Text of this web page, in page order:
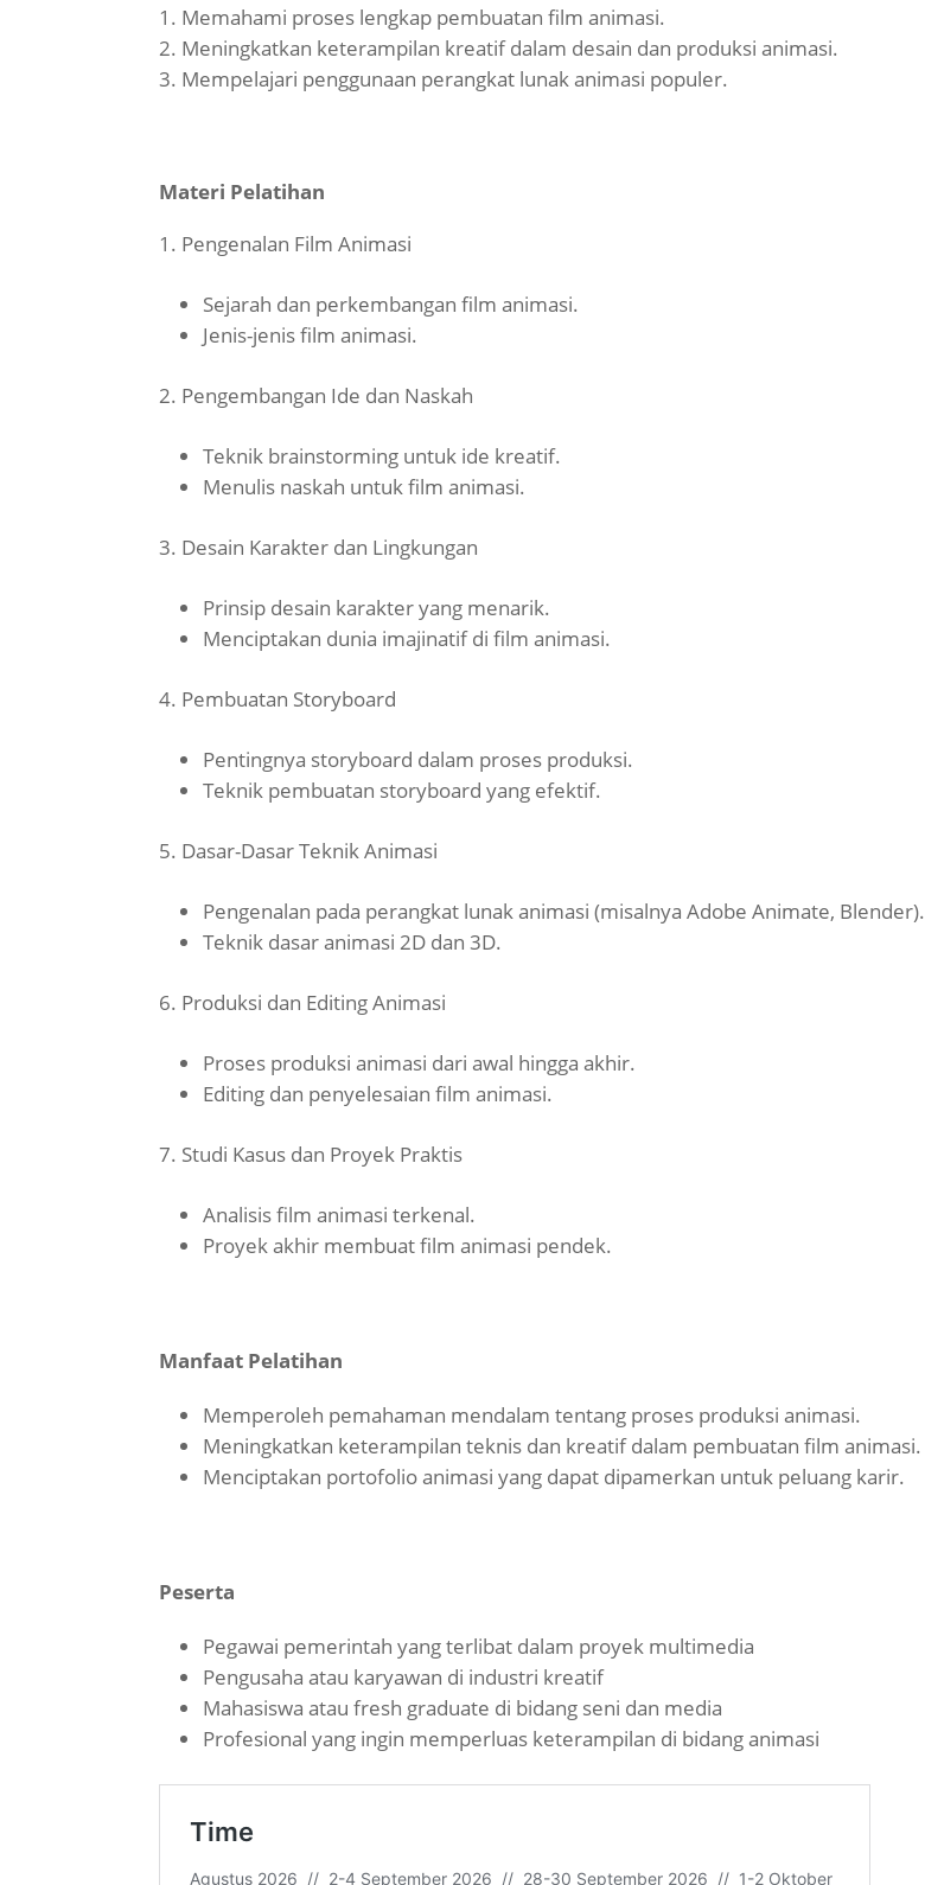
Memahami proses lengkap pembuatan film animasi.
Meningkatkan keterampilan kreatif dalam desain dan produksi animasi.
Mempelajari penggunaan perangkat lunak animasi populer.
Materi Pelatihan
Pengenalan Film Animasi
Sejarah dan perkembangan film animasi.
Jenis-jenis film animasi.
Pengembangan Ide dan Naskah
Teknik brainstorming untuk ide kreatif.
Menulis naskah untuk film animasi.
Desain Karakter dan Lingkungan
Prinsip desain karakter yang menarik.
Menciptakan dunia imajinatif di film animasi.
Pembuatan Storyboard
Pentingnya storyboard dalam proses produksi.
Teknik pembuatan storyboard yang efektif.
Dasar-Dasar Teknik Animasi
Pengenalan pada perangkat lunak animasi (misalnya Adobe Animate, Blender).
Teknik dasar animasi 2D dan 3D.
Produksi dan Editing Animasi
Proses produksi animasi dari awal hingga akhir.
Editing dan penyelesaian film animasi.
Studi Kasus dan Proyek Praktis
Analisis film animasi terkenal.
Proyek akhir membuat film animasi pendek.
Manfaat Pelatihan
Memperoleh pemahaman mendalam tentang proses produksi animasi.
Meningkatkan keterampilan teknis dan kreatif dalam pembuatan film animasi.
Menciptakan portofolio animasi yang dapat dipamerkan untuk peluang karir.
Peserta
Pegawai pemerintah yang terlibat dalam proyek multimedia
Pengusaha atau karyawan di industri kreatif
Mahasiswa atau fresh graduate di bidang seni dan media
Profesional yang ingin memperluas keterampilan di bidang animasi